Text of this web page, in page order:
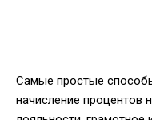
Самые простые
начисление процентов